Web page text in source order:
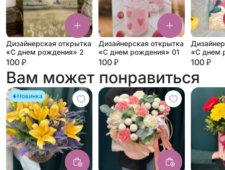
Дизайнерская открытка
«С днем рождения» 2
100 ₽
Дизайнерская открытка
«С днем рождения» 01
100 ₽
«С днем
100 ₽
Вам может понравиться
Новинка